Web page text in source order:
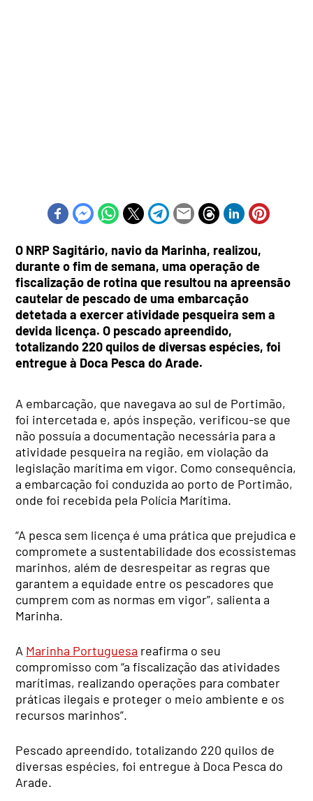
O NRP Sagitário, navio da Marinha, realizou,
durante o fim de semana, uma operação de
fiscalização de rotina que resultou na apreensão
cautelar de pescado de uma embarcação
detetada a exercer atividade pesqueira sem a
devida licença. O pescado apreendido,
totalizando 220 quilos de diversas espécies, foi
entregue à Doca Pesca do Arade.
A embarcação, que navegava ao sul de Portimão,
foi intercetada e, após inspeção, verificou-se que
não possuía a documentação necessária para a
atividade pesqueira na região, em violação da
legislação marítima em vigor. Como consequência,
a embarcação foi conduzida ao porto de Portimão,
onde foi recebida pela Polícia Marítima.
“A pesca sem licença é uma prática que prejudica e
compromete a sustentabilidade dos ecossistemas
marinhos, além de desrespeitar as regras que
garantem a equidade entre os pescadores que
cumprem com as normas em vigor”, salienta a
Marinha.
A Marinha Portuguesa reafirma o seu
compromisso com “a fiscalização das atividades
marítimas, realizando operações para combater
práticas ilegais e proteger o meio ambiente e os
recursos marinhos”.
Pescado apreendido, totalizando 220 quilos de
diversas espécies, foi entregue à Doca Pesca do
Arade.